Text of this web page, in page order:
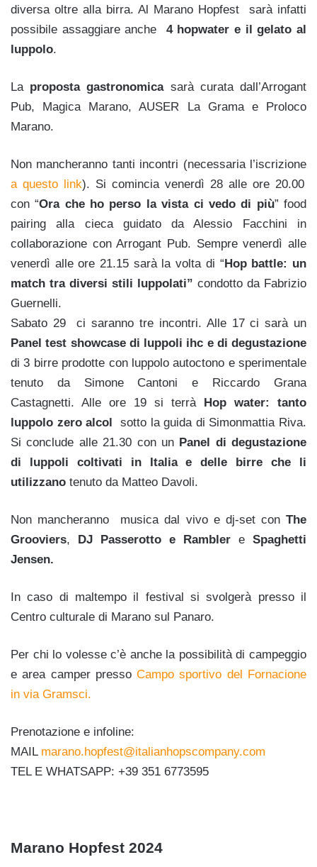
diversa oltre alla birra. Al Marano Hopfest sarà infatti
possibile assaggiare anche
4 hopwater e il gelato al
luppolo.
La proposta gastronomicasarà curata dall’Arrogant
Pub, Magica Marano, AUSER La Grama e Proloco
Marano.
Non mancheranno tanti incontri (necessaria l’iscrizione
a questo link). Si comincia venerdì 28 alle ore 20.00
con “Ora che ho perso la vista ci vedo di più” food
pairing alla cieca guidato da Alessio Facchini in
collaborazione con Arrogant Pub. Sempre venerdì alle
venerdì alle ore 21.15 sarà la volta di “Hop battle: un
match tra diversi stili luppolati” condotto da Fabrizio
Guernelli.
Sabato 29 ci saranno tre incontri. Alle 17 ci sarà un
Panel test showcase di luppoli ihc e di degustazione
di 3 birre prodotte con luppolo autoctono e sperimentale
tenuto da Simone Cantoni e Riccardo Grana
Castagnetti. Alle ore 19 si terrà Hop water: tanto
luppolo zero alcol sotto la guida di Simonmattia Riva.
Si conclude alle 21.30 con un Panel di degustazione
di luppoli coltivati in Italia e delle birre che li
utilizzano tenuto da Matteo Davoli.
Non mancheranno musica dal vivo e dj-set conThe
Grooviers, DJ Passerotto e Rambler e Spaghetti
Jensen.
In caso di maltempo il festival si svolgerà presso il
Centro culturale di Marano sul Panaro.
Per chi lo volesse c’è anche la possibilità di campeggio
e area camper pressoCampo sportivo del Fornacione
in via Gramsci.
Prenotazione e infoline:
MAIL marano.hopfest@italianhopscompany.com
TEL E WHATSAPP: +39 351 6773595
Marano Hopfest 2024